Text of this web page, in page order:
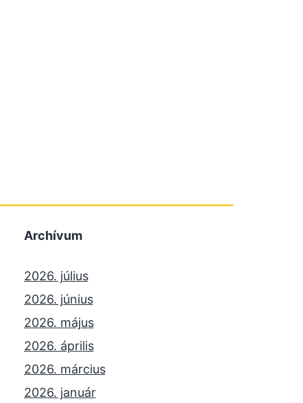
Archívum
2026. július
2026. június
2026. május
2026. április
2026. március
2026. január